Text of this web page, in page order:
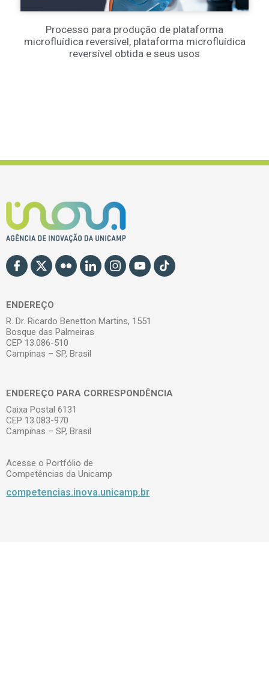
Processo para produção de plataforma
microfluídica reversível, plataforma microfluídica
reversível obtida e seus usos
ENDEREÇO
R. Dr. Ricardo Benetton Martins, 1551
Bosque das Palmeiras
CEP 13.086-510
Campinas – SP, Brasil
ENDEREÇO PARA CORRESPONDÊNCIA
Caixa Postal 6131
CEP 13.083-970
Campinas – SP, Brasil
Acesse o Portfólio de
Competências da Unicamp
competencias.inova.unicamp.br